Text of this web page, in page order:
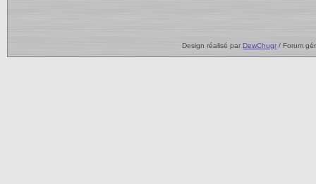
Design réalisé parDewChugr/ Forum